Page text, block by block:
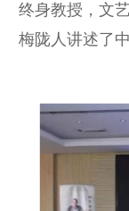
终身教授，文
梅陇人讲述了